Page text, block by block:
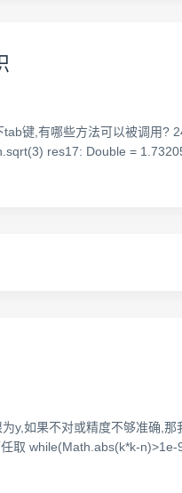
tab键,有哪些方法可以被调用
res17: Double =
y,如果不对或精度不够准确,
取 while(Math.abs(k*k-